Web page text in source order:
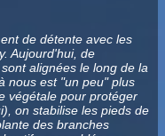
de détente avec les
Aujourd'hui, de
alignées le long de la
nous est "un peu" plus
végétale pour protéger
on stabilise les pieds de
des branches